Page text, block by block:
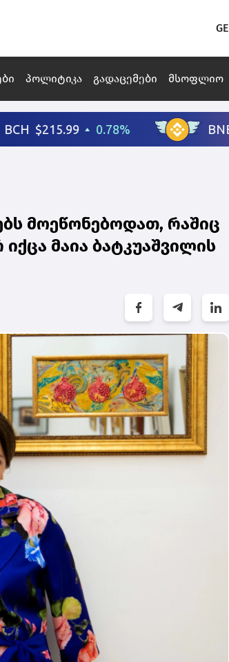
GE
პოლიტიკა გადაცემები მსოფლიო
მოეწონებოდათ, რაშიც
მაია ბატკუაშვილის